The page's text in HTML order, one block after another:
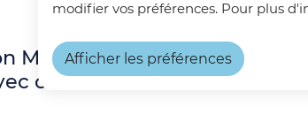
modifier vos préférences. Pour plus
Afficher les préférences
Motrice "L'Arpège" accueille
ou sans troubles